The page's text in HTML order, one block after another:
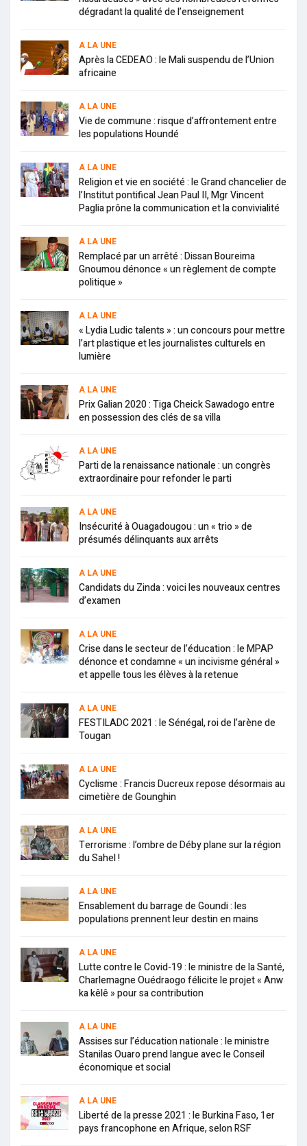
dégradant la qualité de l’enseignement
A LA UNE
Après la CEDEAO : le Mali suspendu de l’Union
africaine
A LA UNE
Vie de commune : risque d’affrontement entre
les populations Houndé
A LA UNE
Religion et vie en société : le Grand chancelier de
l’Institut pontifical Jean Paul II, Mgr Vincent
Paglia prône la communication et la convivialité
A LA UNE
Remplacé par un arrêté : Dissan Boureima
Gnoumou dénonce « un règlement de compte
politique »
A LA UNE
« Lydia Ludic talents » : un concours pour mettre
l’art plastique et les journalistes culturels en
lumière
A LA UNE
Prix Galian 2020 : Tiga Cheick Sawadogo entre
en possession des clés de sa villa
A LA UNE
Parti de la renaissance nationale : un congrès
extraordinaire pour refonder le parti
A LA UNE
Insécurité à Ouagadougou : un « trio » de
présumés délinquants aux arrêts
A LA UNE
Candidats du Zinda : voici les nouveaux centres
d’examen
A LA UNE
Crise dans le secteur de l’éducation : le MPAP
dénonce et condamne « un incivisme général »
et appelle tous les élèves à la retenue
A LA UNE
FESTILADC 2021 : le Sénégal, roi de l’arène de
Tougan
A LA UNE
Cyclisme : Francis Ducreux repose désormais au
cimetière de Gounghin
A LA UNE
Terrorisme : l’ombre de Déby plane sur la région
du Sahel !
A LA UNE
Ensablement du barrage de Goundi : les
populations prennent leur destin en mains
A LA UNE
Lutte contre le Covid-19 : le ministre de la Santé,
Charlemagne Ouédraogo félicite le projet « Anw
ka kêlê » pour sa contribution
A LA UNE
Assises sur l’éducation nationale : le ministre
Stanilas Ouaro prend langue avec le Conseil
économique et social
A LA UNE
Liberté de la presse 2021 : le Burkina Faso, 1er
pays francophone en Afrique, selon RSF